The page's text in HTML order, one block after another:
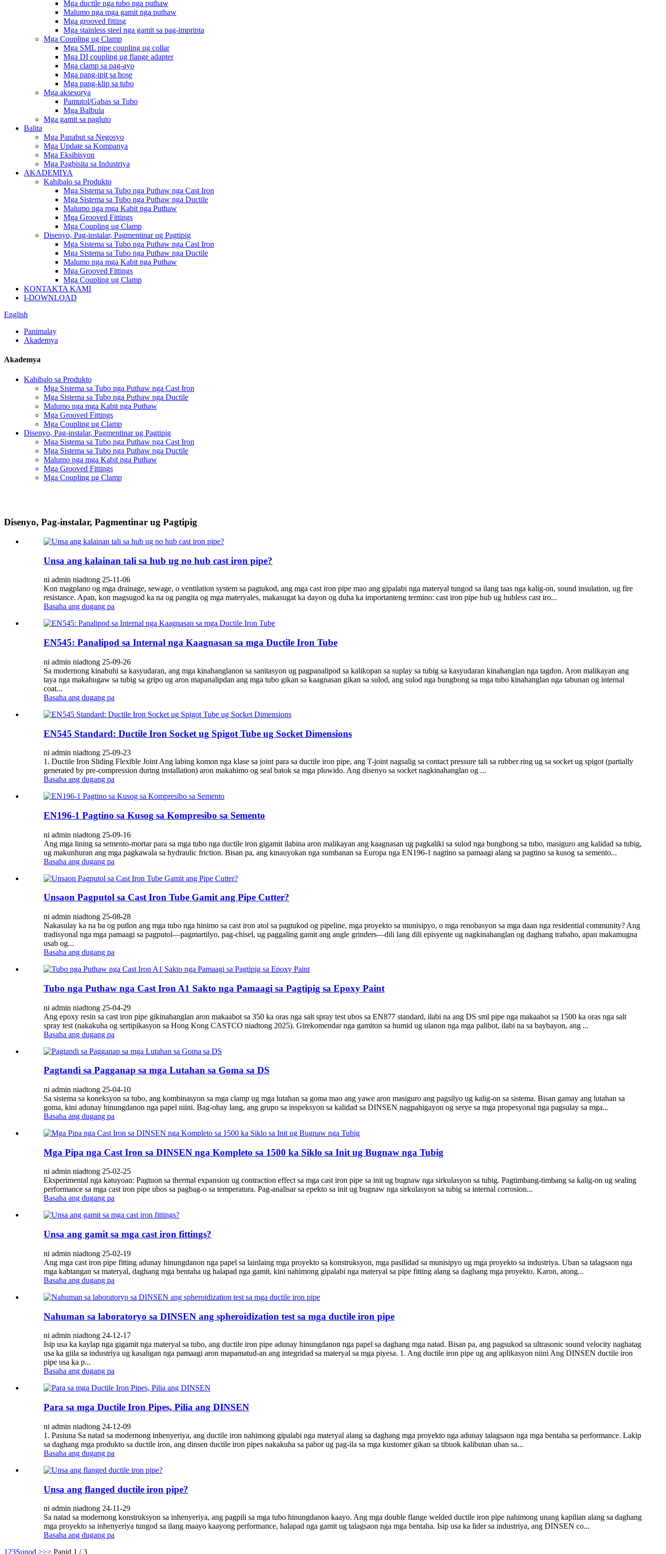
Mga ductile nga tubo nga puthaw
Malumo nga mga gamit nga puthaw
Mga grooved fitting
Mga stainless steel nga gamit sa pag-imprinta
Mga Coupling ug Clamp
Mga SML pipe coupling ug collar
Mga DI coupling ug flange adapter
Mga clamp sa pag-ayo
Mga pang-ipit sa hose
Mga pang-klip sa tubo
Mga aksesorya
Pamutol/Gabas sa Tubo
Mga Balbula
Mga gamit sa pagluto
Balita
Mga Panabut sa Negosyo
Mga Update sa Kompanya
Mga Eksibisyon
Mga Pagbisita sa Industriya
AKADEMIYA
Kahibalo sa Produkto
Mga Sistema sa Tubo nga Puthaw nga Cast Iron
Mga Sistema sa Tubo nga Puthaw nga Ductile
Malumo nga mga Kabit nga Puthaw
Mga Grooved Fittings
Mga Coupling ug Clamp
Disenyo, Pag-instalar, Pagmentinar ug Pagtipig
Mga Sistema sa Tubo nga Puthaw nga Cast Iron
Mga Sistema sa Tubo nga Puthaw nga Ductile
Malumo nga mga Kabit nga Puthaw
Mga Grooved Fittings
Mga Coupling ug Clamp
KONTAKTA KAMI
I-DOWNLOAD
English
Panimalay
Akademya
Akademya
Kahibalo sa Produkto
Mga Sistema sa Tubo nga Puthaw nga Cast Iron
Mga Sistema sa Tubo nga Puthaw nga Ductile
Malumo nga mga Kabit nga Puthaw
Mga Grooved Fittings
Mga Coupling ug Clamp
Disenyo, Pag-instalar, Pagmentinar ug Pagtipig
Mga Sistema sa Tubo nga Puthaw nga Cast Iron
Mga Sistema sa Tubo nga Puthaw nga Ductile
Malumo nga mga Kabit nga Puthaw
Mga Grooved Fittings
Mga Coupling ug Clamp
Disenyo, Pag-instalar, Pagmentinar ug Pagtipig
Unsa ang kalainan tali sa hub ug no hub cast iron pipe?
ni admin niadtong 25-11-06
Kon magplano og mga drainage, sewage, o ventilation system sa pagtukod, ang mga cast iron pipe mao ang gipalabi nga materyal tungod sa ilang taas nga kalig-on, sound insulation, ug fire
resistance. Apan, kon magsugod ka na og pangita og mga materyales, makasugat ka dayon og duha ka importanteng termino: cast iron pipe hub ug hubless cast iro...
Basaha ang dugang pa
EN545: Panalipod sa Internal nga Kaagnasan sa mga Ductile Iron Tube
ni admin niadtong 25-09-26
Sa modernong kinabuhi sa kasyudaran, ang mga kinahanglanon sa sanitasyon ug pagpanalipod sa kalikopan sa suplay sa tubig sa kasyudaran kinahanglan nga tagdon. Aron malikayan ang
taya nga makahugaw sa tubig sa gripo ug aron mapanalipdan ang mga tubo gikan sa kaagnasan gikan sa sulod, ang sulod nga bungbong sa mga tubo kinahanglan nga tabunan og internal
coat...
Basaha ang dugang pa
EN545 Standard: Ductile Iron Socket ug Spigot Tube ug Socket Dimensions
ni admin niadtong 25-09-23
1. Ductile Iron Sliding Flexible Joint Ang labing komon nga klase sa joint para sa ductile iron pipe, ang T-joint nagsalig sa contact pressure tali sa rubber ring ug sa socket ug spigot (partially
generated by pre-compression during installation) aron makahimo og seal batok sa mga pluwido. Ang disenyo sa socket nagkinahanglan og ...
Basaha ang dugang pa
EN196-1 Pagtino sa Kusog sa Kompresibo sa Semento
ni admin niadtong 25-09-16
Ang mga lining sa semento-mortar para sa mga tubo nga ductile iron gigamit ilabina aron malikayan ang kaagnasan ug pagkaliki sa sulod nga bungbong sa tubo, masiguro ang kalidad sa tubig,
ug makunhuran ang mga pagkawala sa hydraulic friction. Bisan pa, ang kinauyokan nga sumbanan sa Europa nga EN196-1 nagtino sa pamaagi alang sa pagtino sa kusog sa semento...
Basaha ang dugang pa
Unsaon Pagputol sa Cast Iron Tube Gamit ang Pipe Cutter?
ni admin niadtong 25-08-28
Nakasulay ka na ba og putlon ang mga tubo nga hinimo sa cast iron atol sa pagtukod og pipeline, mga proyekto sa munisipyo, o mga renobasyon sa mga daan nga residential community? Ang
tradisyonal nga mga pamaagi sa pagputol—pagmartilyo, pag-chisel, ug paggaling gamit ang angle grinders—dili lang dili episyente ug nagkinahanglan og daghang trabaho, apan makamugna
usab og...
Basaha ang dugang pa
Tubo nga Puthaw nga Cast Iron A1 Sakto nga Pamaagi sa Pagtipig sa Epoxy Paint
ni admin niadtong 25-04-29
Ang epoxy resin sa cast iron pipe gikinahanglan aron makaabot sa 350 ka oras nga salt spray test ubos sa EN877 standard, ilabi na ang DS sml pipe nga makaabot sa 1500 ka oras nga salt
spray test (nakakuha og sertipikasyon sa Hong Kong CASTCO niadtong 2025). Girekomendar nga gamiton sa humid ug ulanon nga mga palibot, ilabi na sa baybayon, ang ...
Basaha ang dugang pa
Pagtandi sa Pagganap sa mga Lutahan sa Goma sa DS
ni admin niadtong 25-04-10
Sa sistema sa koneksyon sa tubo, ang kombinasyon sa mga clamp ug mga lutahan sa goma mao ang yawe aron masiguro ang pagsilyo ug kalig-on sa sistema. Bisan gamay ang lutahan sa
goma, kini adunay hinungdanon nga papel niini. Bag-ohay lang, ang grupo sa inspeksyon sa kalidad sa DINSEN nagpahigayon og serye sa mga propesyonal nga pagsulay sa mga...
Basaha ang dugang pa
Mga Pipa nga Cast Iron sa DINSEN nga Kompleto sa 1500 ka Siklo sa Init ug Bugnaw nga Tubig
ni admin niadtong 25-02-25
Eksperimental nga katuyoan: Pagtuon sa thermal expansion ug contraction effect sa mga cast iron pipe sa init ug bugnaw nga sirkulasyon sa tubig. Pagtimbang-timbang sa kalig-on ug sealing
performance sa mga cast iron pipe ubos sa pagbag-o sa temperatura. Pag-analisar sa epekto sa init ug bugnaw nga sirkulasyon sa tubig sa internal corrosion...
Basaha ang dugang pa
Unsa ang gamit sa mga cast iron fittings?
ni admin niadtong 25-02-19
Ang mga cast iron pipe fitting adunay hinungdanon nga papel sa lainlaing mga proyekto sa konstruksyon, mga pasilidad sa munisipyo ug mga proyekto sa industriya. Uban sa talagsaon nga
mga kabtangan sa materyal, daghang mga bentaha ug halapad nga gamit, kini nahimong gipalabi nga materyal sa pipe fitting alang sa daghang mga proyekto. Karon, atong...
Basaha ang dugang pa
Nahuman sa laboratoryo sa DINSEN ang spheroidization test sa mga ductile iron pipe
ni admin niadtong 24-12-17
Isip usa ka kaylap nga gigamit nga materyal sa tubo, ang ductile iron pipe adunay hinungdanon nga papel sa daghang mga natad. Bisan pa, ang pagsukod sa ultrasonic sound velocity naghatag
usa ka giila sa industriya ug kasaligan nga pamaagi aron mapamatud-an ang integridad sa materyal sa mga piyesa. 1. Ang ductile iron pipe ug ang aplikasyon niini Ang DINSEN ductile iron
pipe usa ka p...
Basaha ang dugang pa
Para sa mga Ductile Iron Pipes, Pilia ang DINSEN
ni admin niadtong 24-12-09
1. Pasiuna Sa natad sa modernong inhenyeriya, ang ductile iron nahimong gipalabi nga materyal alang sa daghang mga proyekto nga adunay talagsaon nga mga bentaha sa performance. Lakip
sa daghang mga produkto sa ductile iron, ang dinsen ductile iron pipes nakakuha sa pabor ug pag-ila sa mga kustomer gikan sa tibuok kalibutan uban sa...
Basaha ang dugang pa
Unsa ang flanged ductile iron pipe?
ni admin niadtong 24-11-29
Sa natad sa modernong konstruksyon sa inhenyeriya, ang pagpili sa mga tubo hinungdanon kaayo. Ang mga double flange welded ductile iron pipe nahimong unang kapilian alang sa daghang
mga proyekto sa inhenyeriya tungod sa ilang maayo kaayong performance, halapad nga gamit ug talagsaon nga mga bentaha. Isip usa ka lider sa industriya, ang DINSEN co...
Basaha ang dugang pa
1 23Sunod >>> Panid 1 / 3